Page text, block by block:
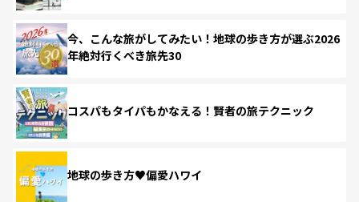
今、こんな旅がしてみたい！地球の歩き方が選ぶ2026
年絶対行くべき旅先30
コスパもタイパもかなえる！賢者の旅テクニック
地球の歩き方♥偏愛ハワイ